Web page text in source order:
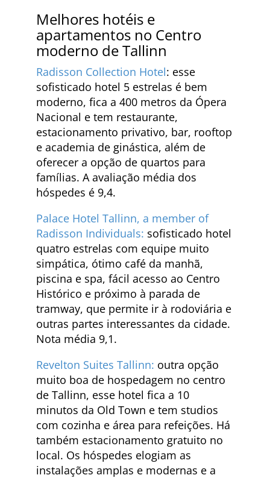
Melhores hotéis e
apartamentos no Centro
moderno de Tallinn
Radisson Collection Hotel: esse
sofisticado hotel 5 estrelas é bem
moderno, fica a 400 metros da Ópera
Nacional e tem restaurante,
estacionamento privativo, bar, rooftop
e academia de ginástica, além de
oferecer a opção de quartos para
famílias. A avaliação média dos
hóspedes é 9,4.
Palace Hotel Tallinn, a member of
Radisson Individuals: sofisticado hotel
quatro estrelas com equipe muito
simpática, ótimo café da manhã,
piscina e spa, fácil acesso ao Centro
Histórico e próximo à parada de
tramway, que permite ir à rodoviária e
outras partes interessantes da cidade.
Nota média 9,1.
Revelton Suites Tallinn: outra opção
muito boa de hospedagem no centro
de Tallinn, esse hotel fica a 10
minutos da Old Town e tem studios
com cozinha e área para refeições. Há
também estacionamento gratuito no
local. Os hóspedes elogiam as
instalações amplas e modernas e a